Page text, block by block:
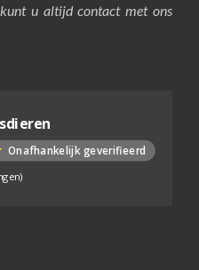
u altijd contact met ons
Onafhankelijk geverifieerd